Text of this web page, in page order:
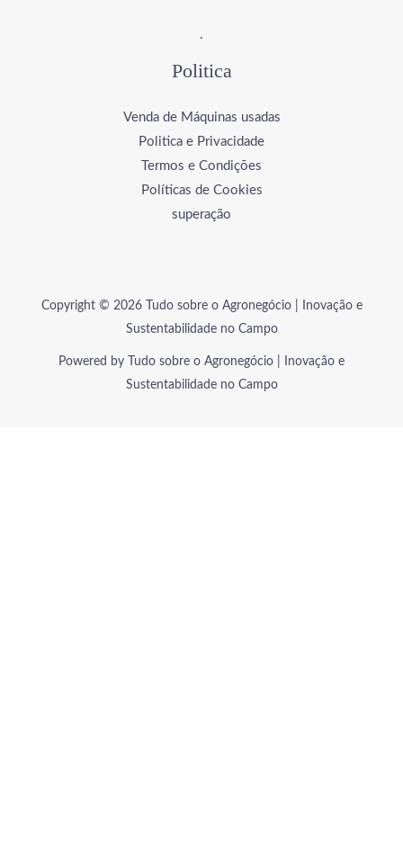
.
Politica
Venda de Máquinas usadas
Politica e Privacidade
Termos e Condições
Políticas de Cookies
superação
Copyright © 2026 Tudo sobre o Agronegócio | Inovação e
Sustentabilidade no Campo
Powered by Tudo sobre o Agronegócio | Inovação e
Sustentabilidade no Campo